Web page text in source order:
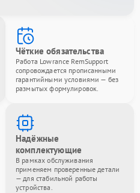
Чёткие обязательства
Работа Lowrance RemSupport
сопровождается прописанными
гарантийными условиями — без
размытых формулировок.
Надёжные
комплектующие
В рамках обслуживания
применяем проверенные детали
— для стабильной работы
устройства.